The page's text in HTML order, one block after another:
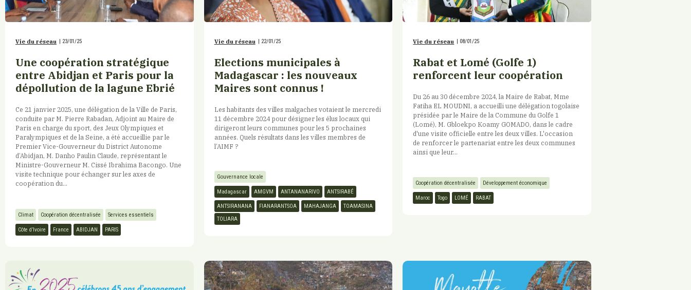
Vie du réseau 23/01/25
Une coopération stratégique
entre Abidjan et Paris pour la
dépollution de la lagune Ebrié
Ce 21 janvier 2025, une délégation de la Ville de Paris,
conduite par M. Pierre Rabadan, Adjoint au Maire de
Paris en charge du sport, des Jeux Olympiques et
Paralympiques et de la Seine, a été accueillie par le
Premier Vice-Gouverneur du District Autonome
d’Abidjan, M. Danho Paulin Claude, représentant le
Ministre-Gouverneur M. Cissé Ibrahima Bacongo. Une
visite technique pour échanger sur les axes de
coopération du...
Climat Coopération décentralisée Services essentiels
Côte d’Ivoire France ABIDJAN PARIS
Vie du réseau 22/01/25
Elections municipales à
Madagascar : les nouveaux
Maires sont connus !
Les habitants des villes malgaches votaient le mercredi
11 décembre 2024 pour désigner les élus locaux qui
dirigeront leurs communes pour les 5 prochaines
années. Quels résultats dans les villes membres de
l’AIMF ?
Gouvernance locale
Madagascar AMGVM ANTANANARIVO ANTSIRABÉ
ANTSIRANANA FIANARANTSOA MAHAJANGA
TOAMASINA
TOLIARA
Vie du réseau | 08/01/25
Rabat et Lomé (Golfe 1)
renforcent leur coopération
Du 26 au 30 décembre 2024, la Maire de Rabat, Mme
Fatiha EL MOUDNI, a accueilli une délégation togolaise
présidée par le Maire de la Commune du Golfe 1
(Lomé), M. Gbloekpo Koamy GOMADO, dans le cadre
d'une visite officielle entre les deux villes. L'occasion
de renforcer le partenariat entre les deux communes
ainsi que leur...
Coopération décentralisée Développement économique
Maroc Togo LOMÉ RABAT